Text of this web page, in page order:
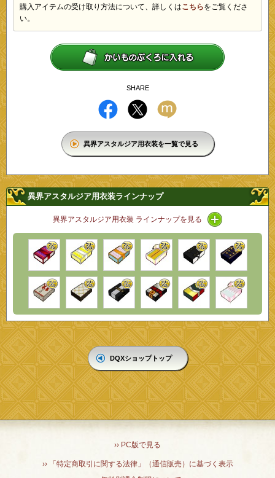
購入アイテムの受け取り方法について、詳しくはこちらをご覧くださ
い。
SHARE
異界アスタルジア用衣装を一覧で見る
異界アスタルジア用衣装ラインナップ
異界アスタルジア用衣装 ラインナップを見る アイコン / ラ
DQXショップトップ
›› PC版で見る
›› 「特定商取引に関する法律」（通信販売）に基づく表示